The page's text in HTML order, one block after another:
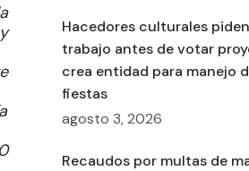
Hacedores culturales
trabajo antes de votar
crea entidad para manejo
fiestas
agosto 3, 2026
Recaudos por multas de